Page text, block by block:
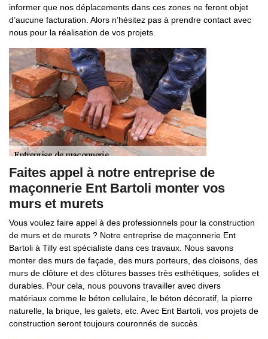
informer que nos déplacements dans ces zones ne feront objet
d’aucune facturation. Alors n’hésitez pas à prendre contact avec
nous pour la réalisation de vos projets.
Faites appel à notre entreprise de
maçonnerie Ent Bartoli monter vos
murs et murets
Vous voulez faire appel à des professionnels pour la construction
de murs et de murets ? Notre entreprise de maçonnerie Ent
Bartoli à Tilly est spécialiste dans ces travaux. Nous savons
monter des murs de façade, des murs porteurs, des cloisons, des
murs de clôture et des clôtures basses très esthétiques, solides et
durables. Pour cela, nous pouvons travailler avec divers
matériaux comme le béton cellulaire, le béton décoratif, la pierre
naturelle, la brique, les galets, etc. Avec Ent Bartoli, vos projets de
construction seront toujours couronnés de succès.